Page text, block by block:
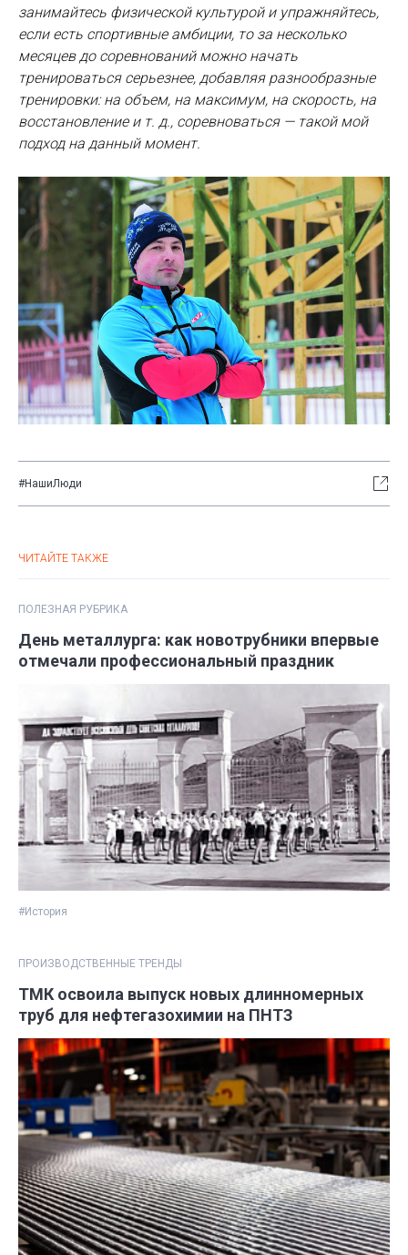
занимайтесь физической культурой и упражняйтесь,
если есть спортивные амбиции, то за несколько
месяцев до соревнований можно начать
тренироваться серьезнее, добавляя разнообразные
тренировки: на объем, на максимум, на скорость, на
восстановление и т. д., соревноваться — такой мой
подход на данный момент.
#НашиЛюди
ЧИТАЙТЕ ТАКЖЕ
ПОЛЕЗНАЯ РУБРИКА
День металлурга: как новотрубники впервые
отмечали профессиональный праздник
#История
ПРОИЗВОДСТВЕННЫЕ ТРЕНДЫ
ТМК освоила выпуск новых длинномерных
труб для нефтегазохимии на ПНТЗ